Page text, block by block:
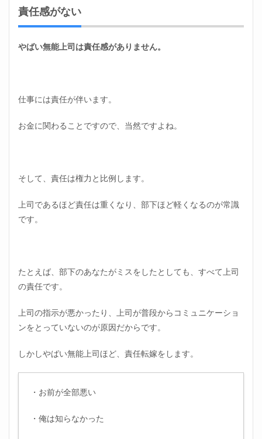
責任感がない
やばい無能上司は責任感がありません。
仕事には責任が伴います。
お金に関わることですので、当然ですよね。
そして、責任は権力と比例します。
上司であるほど責任は重くなり、部下ほど軽くなるのが常識
です。
たとえば、部下のあなたがミスをしたとしても、すべて上司
の責任です。
上司の指示が悪かったり、上司が普段からコミュニケーショ
ンをとっていないのが原因だからです。
しかしやばい無能上司ほど、責任転嫁をします。
・お前が全部悪い
・俺は知らなかった